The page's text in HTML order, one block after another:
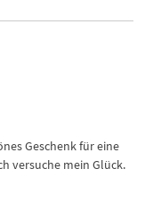
Geschenk für eine
versuche mein Glück.